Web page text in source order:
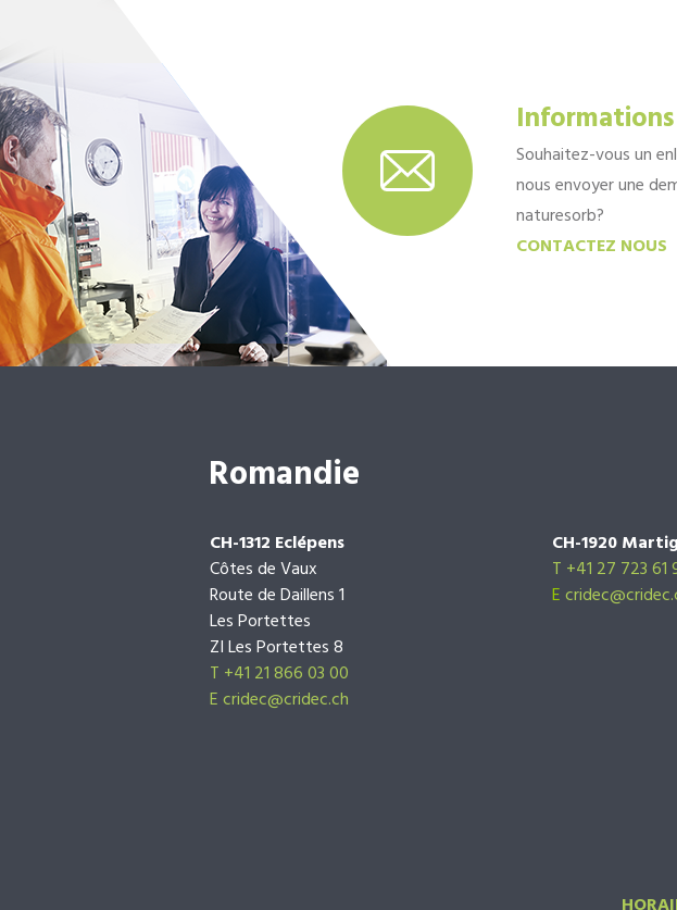
Informations
Souhaitez-vous un
nous envoyer une
naturesorb?
CONTACTEZ NOUS
Romandie
CH-1312 Eclépens
Côtes de Vaux
Route de Daillens 1
Les Portettes
ZI Les Portettes 8
T +41 21 866 03 00
Ecridec@cridec.ch
CH-1920
T +41 27 723 61
E